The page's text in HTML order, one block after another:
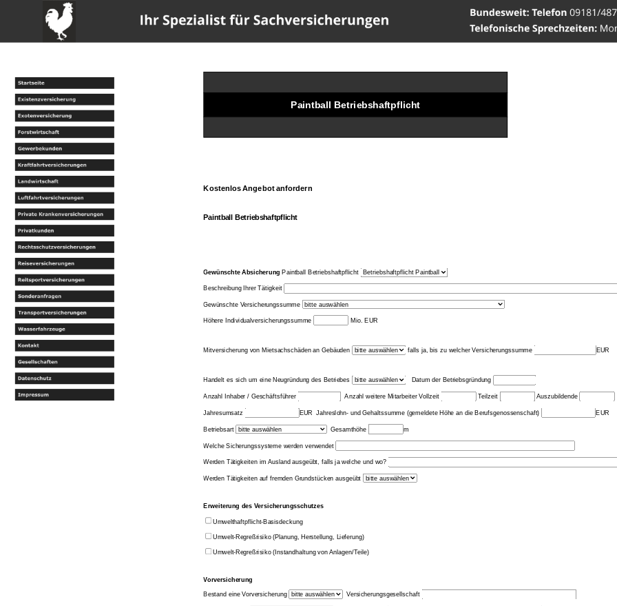
Paintball Betriebshaftpflicht
Kostenlos Angebot anfordern
Paintball Betriebshaftpflicht
Gewünschte Absicherung Paintball Betriebshaftpflicht
Beschreibung Ihrer Tätigkeit
Gewünschte Versicherungssumme
Höhere Individualversicherungssumme Mio. EUR
Mitversicherung von Mietsachschäden an Gebäuden falls ja, bis zu welcher Versicherungssumme EUR
Handelt es sich um eine Neugründung des Betriebes Datum der Betriebsgründung
Anzahl Inhaber / Geschäftsführer Anzahl weitere Mitarbeiter Vollzeit Teilzeit Auszubildende
Jahresumsatz EUR Jahreslohn- und Gehaltssumme (gemeldete Höhe an die Berufsgenossenschaft) EUR
Betriebsart Gesamthöhe m
Welche Sicherungssysteme werden verwendet
Werden Tätigkeiten im Ausland ausgeübt, falls ja welche und wo?
Werden Tätigkeiten auf fremden Grundstücken ausgeübt
Erweiterung des Versicherungsschutzes
Umwelthaftpflicht-Basisdeckung
Umwelt-Regreßrisiko (Planung, Herstellung, Lieferung)
Umwelt-Regreßrisiko (Instandhaltung von Anlagen/Teile)
Vorversicherung
Bestand eine Vorversicherung Versicherungsgesellschaft
www.Versicherungen-